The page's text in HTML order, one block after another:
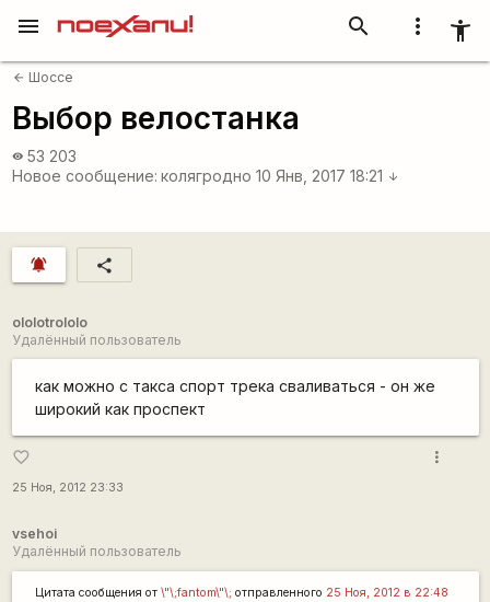
more_vert accessibility_new
search
menu
arrow_back Шоссе
Выбор велостанка
visibility 53 203
Новое сообщение: колягродно 10 Янв, 2017 18:21 arrow_downward
notifications_active share
ololotrololo
Удалённый пользователь
как можно с такса спорт трека сваливаться - он же
широкий как проспект
favorite_border
25 Ноя, 2012 23:33
more_vert
vsehoi
Удалённый пользователь
Цитата сообщения от \"\;fantom\"\; отправленного 25 Ноя, 2012 в 22:48